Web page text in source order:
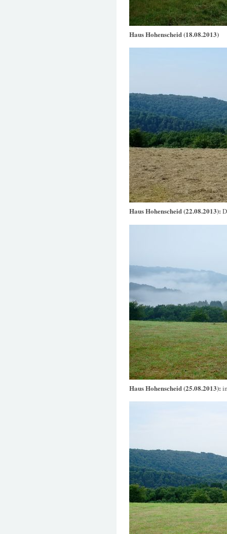
Haus Hohenscheid (18.08.2013)
Haus Hohenscheid (22.08.2013):
Haus Hohenscheid (25.08.2013):